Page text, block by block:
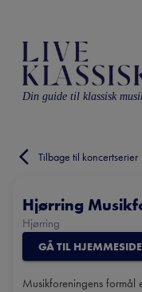
Din guide til klassisk
Tilbage til koncertserier
Hjørring
Hjørring
GÅ TIL HJEMMESIDE
Musikforeningens formål